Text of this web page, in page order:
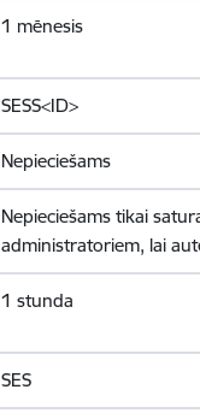
1 mēnesis
SESS<ID>
Nepieciešams
Nepieciešams tikai
administratoriem, lai
1 stunda
SES